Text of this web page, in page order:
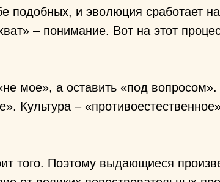
подобных, и эволюция сработает
– понимание. Вот на этот
мое», а оставить «под
Культура –
того. Поэтому выдающиеся